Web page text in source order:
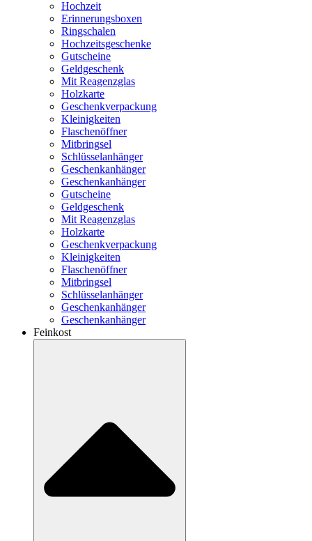
Hochzeit
Erinnerungsboxen
Ringschalen
Hochzeitsgeschenke
Gutscheine
Geldgeschenk
Mit Reagenzglas
Holzkarte
Geschenkverpackung
Kleinigkeiten
Flaschenöffner
Mitbringsel
Schlüsselanhänger
Geschenkanhänger
Geschenkanhänger
Gutscheine
Geldgeschenk
Mit Reagenzglas
Holzkarte
Geschenkverpackung
Kleinigkeiten
Flaschenöffner
Mitbringsel
Schlüsselanhänger
Geschenkanhänger
Geschenkanhänger
Feinkost